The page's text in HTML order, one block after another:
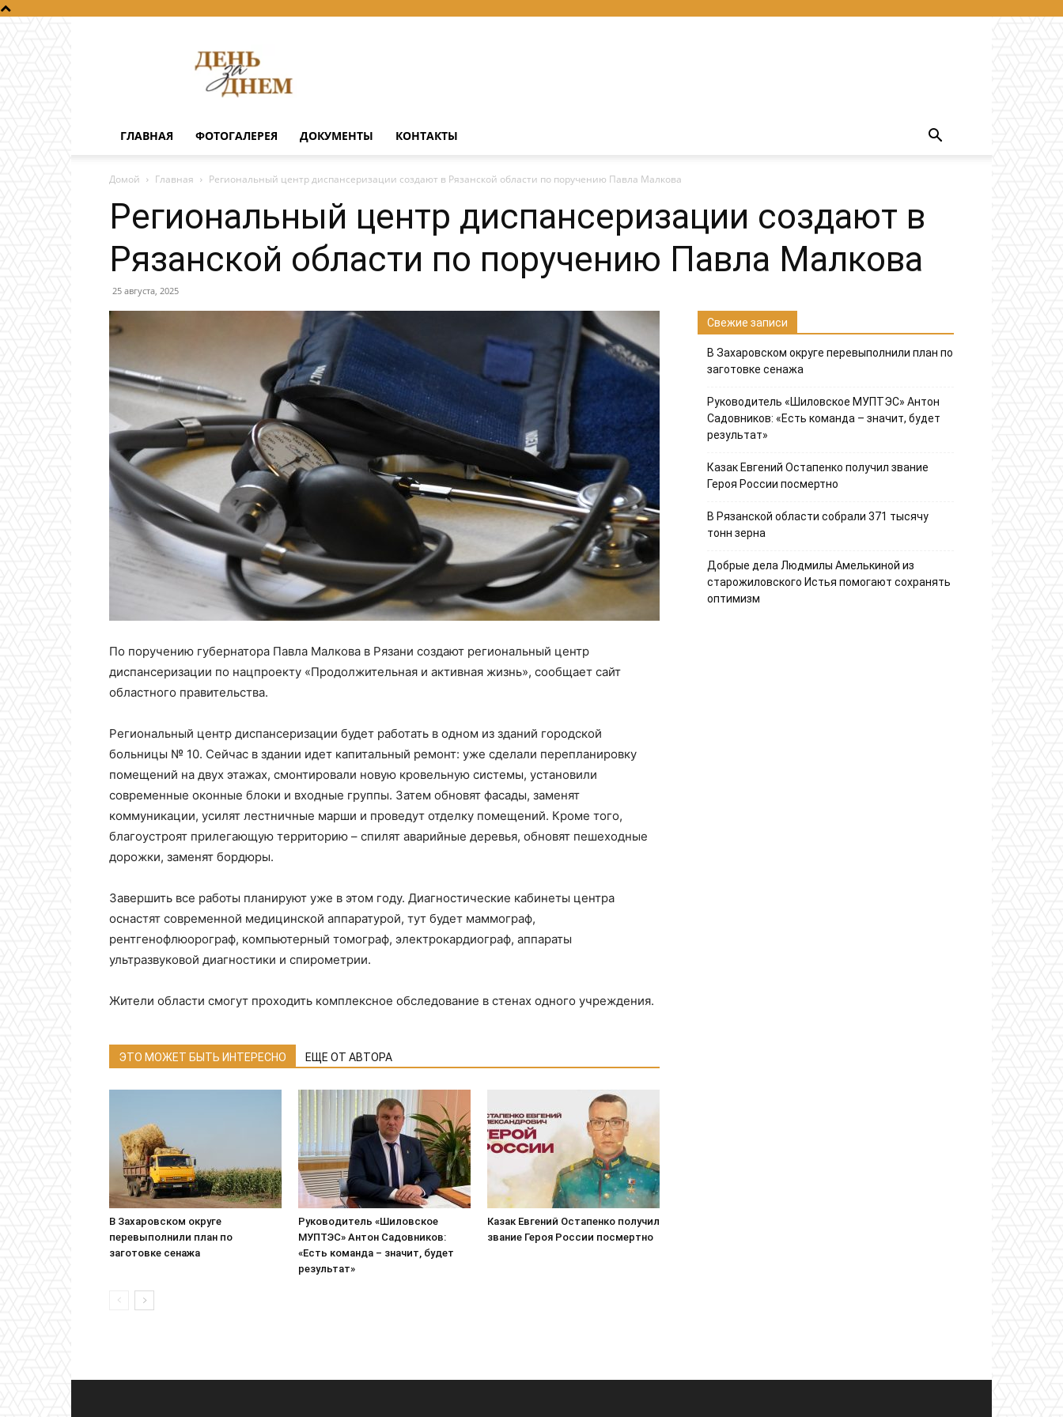
за
днем
ГЛАВНАЯ ФОТОГАЛЕРЕЯ ДОКУМЕНТЫ КОНТАКТЫ
Домой Главная Региональный центр диспансеризации создают в Рязанской области по поручению Павла Малкова
Региональный центр диспансеризации создают в
Рязанской области по поручению Павла Малкова
25 августа, 2025
По поручению губернатора Павла Малкова в Рязани создают региональный центр
диспансеризации по нацпроекту «Продолжительная и активная жизнь», сообщает сайт
областного правительства.
Региональный центр диспансеризации будет работать в одном из зданий городской
больницы № 10. Сейчас в здании идет капитальный ремонт: уже сделали перепланировку
помещений на двух этажах, смонтировали новую кровельную системы, установили
современные оконные блоки и входные группы. Затем обновят фасады, заменят
коммуникации, усилят лестничные марши и проведут отделку помещений. Кроме того,
благоустроят прилегающую территорию – спилят аварийные деревья, обновят пешеходные
дорожки, заменят бордюры.
Завершить все работы планируют уже в этом году. Диагностические кабинеты центра
оснастят современной медицинской аппаратурой, тут будет маммограф,
рентгенофлюорограф, компьютерный томограф, электрокардиограф, аппараты
ультразвуковой диагностики и спирометрии.
Жители области смогут проходить комплексное обследование в стенах одного учреждения.
ЭТО МОЖЕТ БЫТЬ ИНТЕРЕСНО ЕЩЕ ОТ АВТОРА
В Захаровском округе
перевыполнили план по
заготовке сенажа
Руководитель «Шиловское
МУПТЭС» Антон Садовников:
«Есть команда – значит, будет
результат»
Казак Евгений Остапенко получил
звание Героя России посмертно
Свежие записи
В Захаровском округе перевыполнили план по
заготовке сенажа
Руководитель «Шиловское МУПТЭС» Антон
Садовников: «Есть команда – значит, будет
результат»
Казак Евгений Остапенко получил звание
Героя России посмертно
В Рязанской области собрали 371 тысячу
тонн зерна
Добрые дела Людмилы Амелькиной из
старожиловского Истья помогают сохранять
оптимизм